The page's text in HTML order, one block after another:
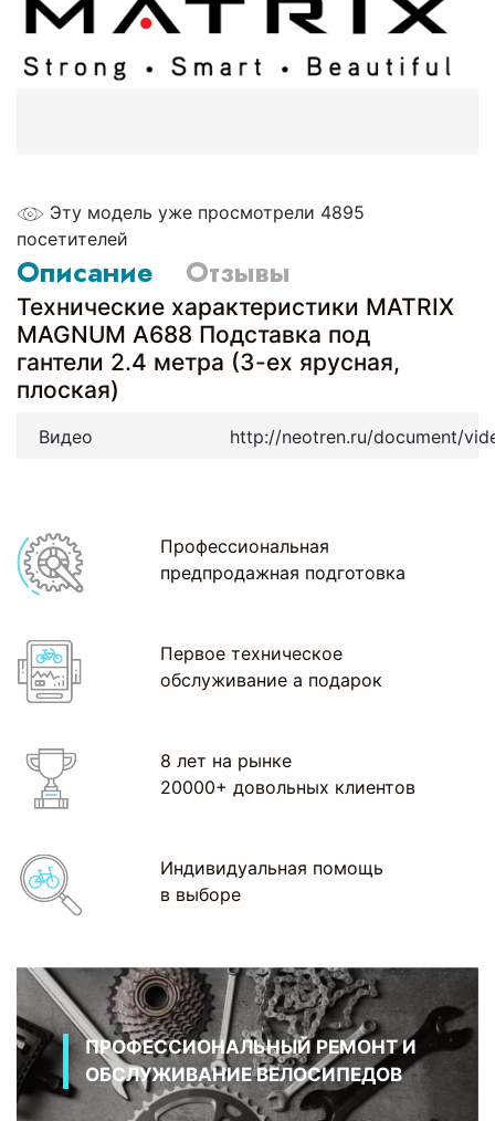
Эту модель уже просмотрели 4895
посетителей
Описание Отзывы
Технические характеристики MATRIX
MAGNUM A688 Подставка под
гантели 2.4 метра (3-ех ярусная,
плоская)
Видео http://neotren.ru/document/
Профессиональная
предпродажная подготовка
Первое техническое
обслуживание а подарок
8 лет на рынке
20000+ довольных клиентов
Индивидуальная помощь
в выборе
ПРОФЕССИОНАЛЬНЫЙ РЕМОНТ И
ОБСЛУЖИВАНИЕ ВЕЛОСИПЕДОВ